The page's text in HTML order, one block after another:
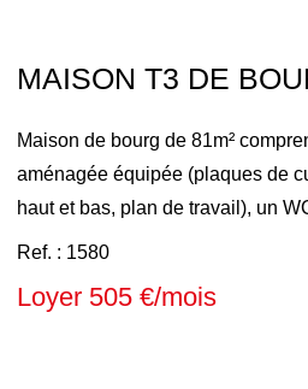
MAISON T3 DE
Maison de bourg de 81m²
aménagée équipée (plaques de
haut et bas, plan de travail), un
à l'étage. A l'étage : une pièce
électriques, eau froide
Ref. : 1580
Loyer 505 €/mois